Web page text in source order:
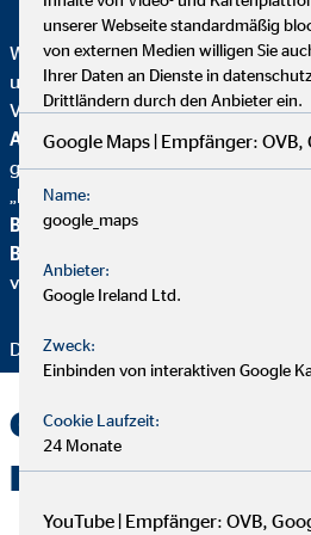
Wir wurden mehrfach
unser Engagement in Qualität,
VonFocus Moneywurden wir für
Altersvorsorgeberatung und als
geehrt. Zusätzlich erhielten wir vom
„ FairCompany“-
Beschäftigung und Employability
Brancheninitiative Nachhaltigkeit
verantwortungsvolle Beratung ein.
Danke für Ihr Vertrauen – wir bleiben
OVB
Buchholz in
unserer Webseite standardmäßig
von externen Medien willigen Sie
Ihrer Daten an Dienste in
Drittländern durch den Anbieter ein.
Google Maps | Empfänger: OVB,
Name:
google_maps
Anbieter:
Google Ireland Ltd.
Zweck:
Einbinden von interaktiven Google
Cookie Laufzeit:
24 Monate
YouTube | Empfänger: OVB,